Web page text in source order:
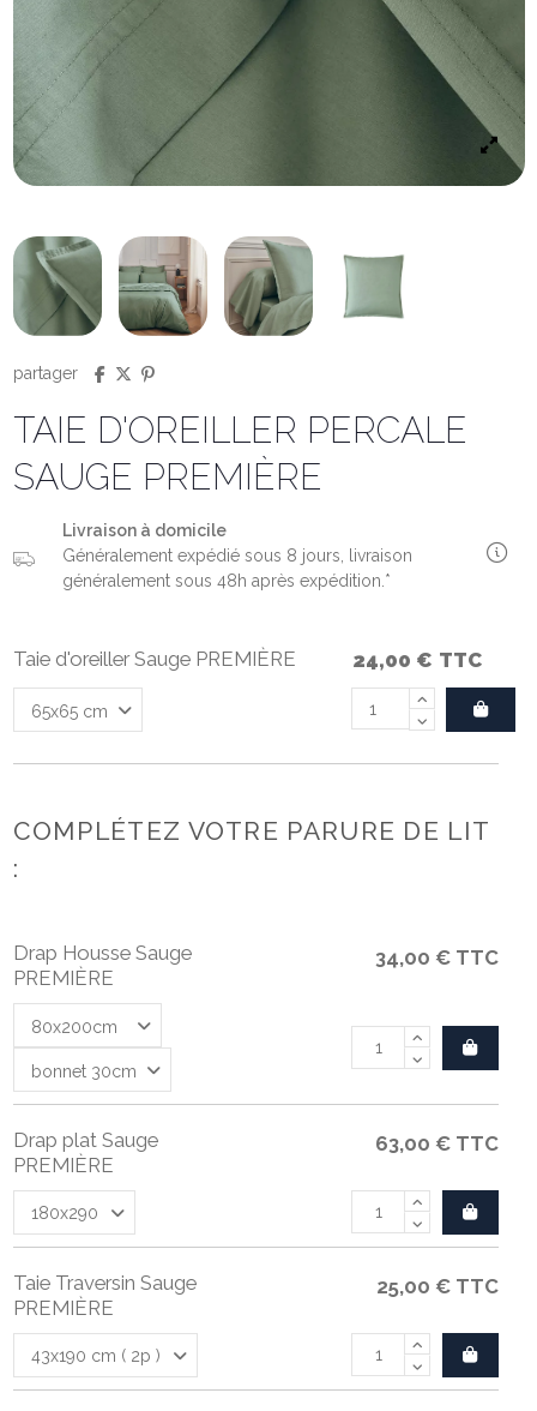
partager
TAIE D'OREILLER PERCALE
SAUGE PREMIÈRE
Livraison à domicile
Généralement expédié sous 8 jours, livraison
généralement sous 48h après expédition.*
Taie d'oreiller Sauge PREMIÈRE 24,00 € TTC
COMPLÉTEZ VOTRE PARURE DE LIT
:
Drap Housse Sauge
PREMIÈRE
34,00 € TTC
Drap plat Sauge
PREMIÈRE
63,00 € TTC
Taie Traversin Sauge
PREMIÈRE
25,00 € TTC